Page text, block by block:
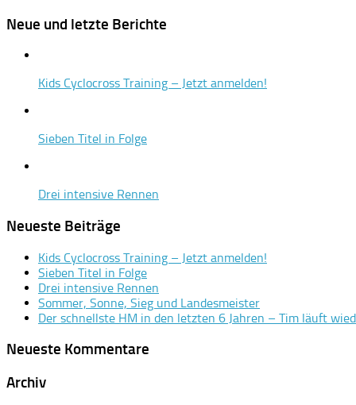
Neue und letzte Berichte
Kids Cyclocross Training – Jetzt anmelden!
Sieben Titel in Folge
Drei intensive Rennen
Neueste Beiträge
Kids Cyclocross Training – Jetzt anmelden!
Sieben Titel in Folge
Drei intensive Rennen
Sommer, Sonne, Sieg und Landesmeister
Der schnellste HM in den letzten 6 Jahren – Tim läuft
Neueste Kommentare
Archiv